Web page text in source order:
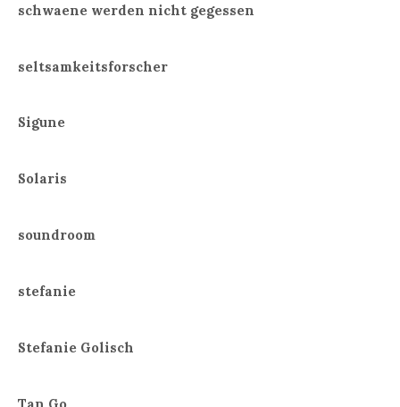
schwaene werden nicht gegessen
seltsamkeitsforscher
Sigune
Solaris
soundroom
stefanie
Stefanie Golisch